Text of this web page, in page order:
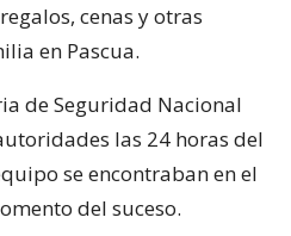
cenas y otras
en Pascua.
de Seguridad Nacional
las 24 horas del
se encontraban en el
del suceso.